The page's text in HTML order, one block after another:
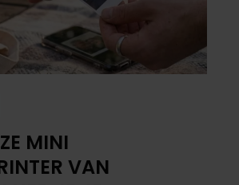
MINI
VAN